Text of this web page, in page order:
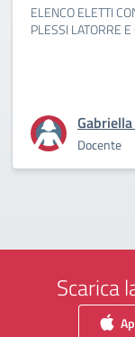
ELENCO ELETTI
PLESSI LATORRE
Docente
Scarica